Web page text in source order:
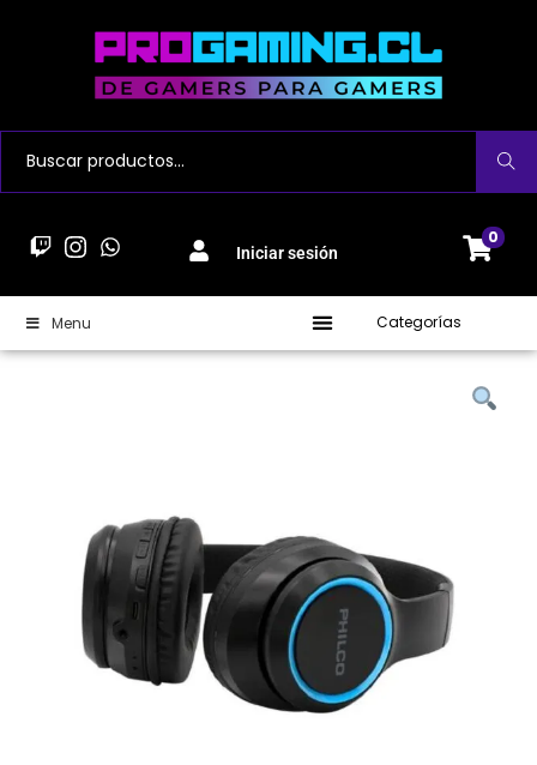
Buscar
Iniciar sesión
0
Menu Categorías